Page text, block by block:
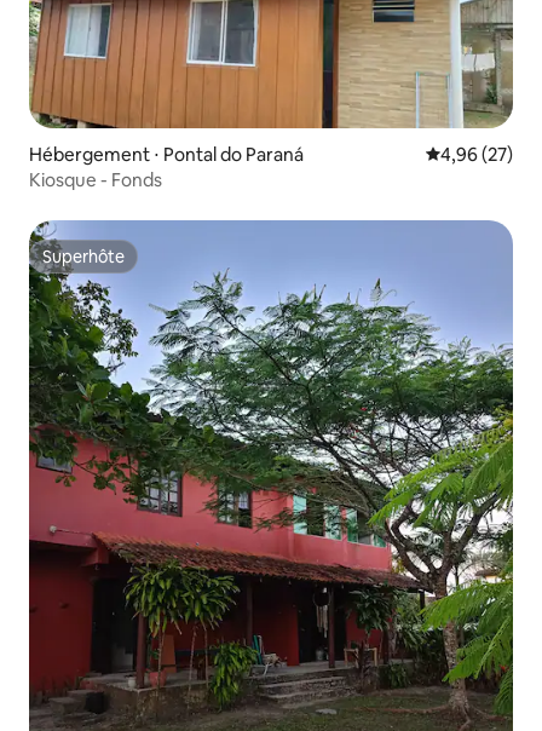
Hébergement ⋅ Pontal do Paraná Évaluation
4,96 (27)
Kiosque - Fonds
Superhôte
Superhôte